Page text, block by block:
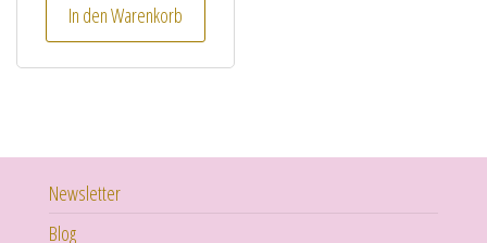
In den Warenkorb
Newsletter
Blog